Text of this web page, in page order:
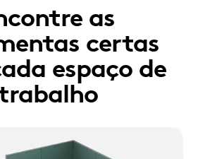
as
certas
espaço de